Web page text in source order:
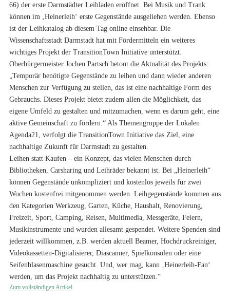
66) der erste Darmstädter Leihladen eröffnet. Bei Musik und Trank
können im ‚Heinerleih‘ erste Gegenstände ausgeliehen werden. Ebenso
ist der Leihkatalog ab diesem Tag online einsehbar. Die
Wissenschaftsstadt Darmstadt hat mit Fördermitteln ein weiteres
wichtiges Projekt der TransitionTown Initiative unterstützt.
Oberbürgermeister Jochen Partsch betont die Aktualität des Projekts:
„Temporär benötigte Gegenstände zu leihen und dann wieder anderen
Menschen zur Verfügung zu stellen, das ist eine nachhaltige Form des
Gebrauchs. Dieses Projekt bietet zudem allen die Möglichkeit, das
eigene Umfeld zu gestalten und mitzumachen, wenn es darum geht, eine
aktive Gemeinschaft zu fördern.“ Als Themengruppe der Lokalen
Agenda21, verfolgt die TransitionTown Initiative das Ziel, eine
nachhaltige Zukunft für Darmstadt zu gestalten.
Leihen statt Kaufen – ein Konzept, das vielen Menschen durch
Bibliotheken, Carsharing und Leihräder bekannt ist. Bei „Heinerleih“
können Gegenstände unkompliziert und kostenlos jeweils für zwei
Wochen kostenfrei mitgenommen werden. Leihgegenstände kommen aus
den Kategorien Werkzeug, Garten, Küche, Haushalt, Renovierung,
Freizeit, Sport, Camping, Reisen, Multimedia, Messgeräte, Feiern,
Musikinstrumente und wurden allesamt gespendet. Weitere Spenden sind
jederzeit willkommen, z.B. werden aktuell Beamer, Hochdruckreiniger,
Videokassetten-Digitalisierer, Diascanner, Spielkonsolen oder eine
Seifenblasenmaschine gesucht. Und, wer mag, kann ‚Heinerleih-Fan‘
werden, um das Projekt nachhaltig zu unterstützen.“
Zum vollständigen Artikel